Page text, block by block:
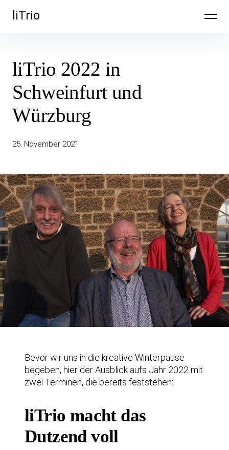
überspringen
liTrio
liTrio 2022 in
Schweinfurt und
Würzburg
25. November 2021
Bevor wir uns in die kreative Winterpause
begeben, hier der Ausblick aufs Jahr 2022 mit
zwei Terminen, die bereits feststehen:
liTrio macht das
Dutzend voll